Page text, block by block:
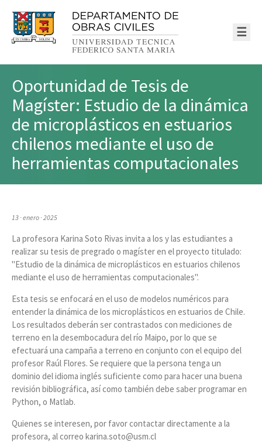
☰
Oportunidad de Tesis de
Magíster: Estudio de la dinámica
de microplásticos en estuarios
chilenos mediante el uso de
herramientas computacionales
13 · enero · 2025
La profesora Karina Soto Rivas invita a los y las estudiantes a
realizar su tesis de pregrado o magíster en el proyecto titulado:
"Estudio de la dinámica de microplásticos en estuarios chilenos
mediante el uso de herramientas computacionales".
Esta tesis se enfocará en el uso de modelos numéricos para
entender la dinámica de los microplásticos en estuarios de Chile.
Los resultados deberán ser contrastados con mediciones de
terreno en la desembocadura del río Maipo, por lo que se
efectuará una campaña a terreno en conjunto con el equipo del
profesor Raúl Flores. Se requiere que la persona tenga un
dominio del idioma inglés suficiente como para hacer una buena
revisión bibliográfica, así como también debe saber programar en
Python, o Matlab.
Quienes se interesen, por favor contactar directamente a la
profesora, al correo karina.soto@usm.cl